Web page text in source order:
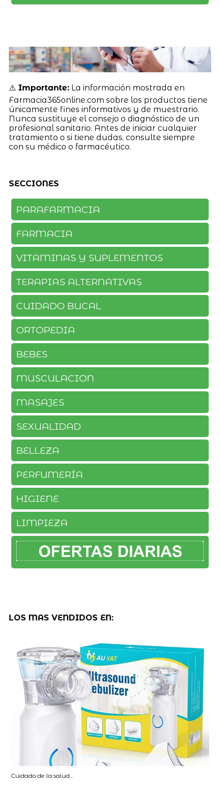
⚠️ Importante:La información mostrada en
Farmacia365online.com sobre los productos tiene
únicamente fines informativos y de muestrario.
Nunca sustituye el consejo o diagnóstico de un
profesional sanitario. Antes de iniciar cualquier
tratamiento o si tiene dudas, consulte siempre
con su médico o farmacéutico.
SECCIONES
PARAFARMACIA
FARMACIA
VITAMINAS Y SUPLEMENTOS
TERAPIAS ALTERNATIVAS
CUIDADO BUCAL
ORTOPEDIA
BEBES
MUSCULACION
MASAJES
SEXUALIDAD
BELLEZA
PERFUMERÍA
HIGIENE
LIMPIEZA
LOS MAS VENDIDOS EN:
Cuidado de la salud...